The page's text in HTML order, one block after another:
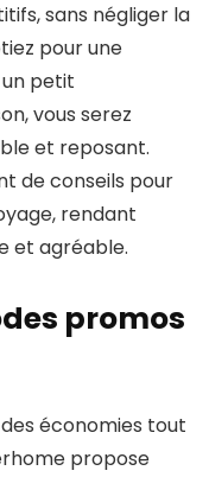
sans négliger la
pour une
petit
vous serez
et reposant.
de conseils pour
rendant
et agréable.
promos
économies tout
propose